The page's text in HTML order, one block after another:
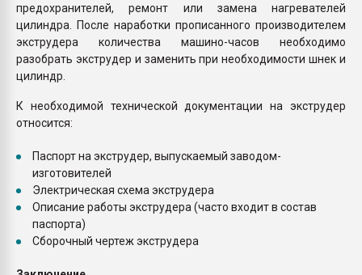
предохранителей, ремонт или замена нагревателей
цилиндра. После наработки прописанного производителем
экструдера количества машино-часов необходимо
разобрать экструдер и заменить при необходимости шнек и
цилиндр.
К необходимой технической документации на экструдер
относится:
Паспорт на экструдер, выпускаемый заводом-
изготовителей
Электрическая схема экструдера
Описание работы экструдера (часто входит в состав
паспорта)
Сборочный чертеж экструдера